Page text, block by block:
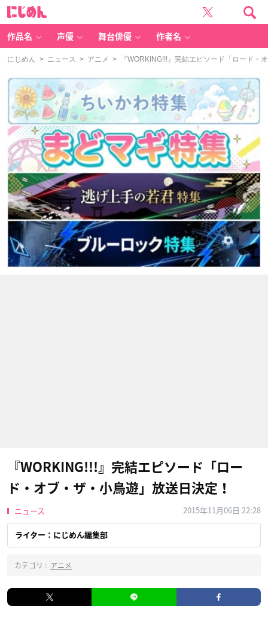
作品名 声優 舞台俳優 作者名
にじめん > ニュース > アニメ > 『WORKING!!!』完結エピソード「ロード・
『WORKING!!!』完結エピソード「ロー
ド・オブ・ザ・小鳥遊」放送日決定！
ニュース 2015年11月06日 22:28
ライター：にじめん編集部
カテゴリ : アニメ